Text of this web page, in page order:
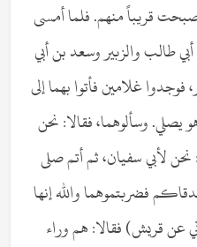
قريباً منهم. فلما أمسى
طالب والزبير وسعد بن أبي
غلامين فأتوا بهما إلى
يصلي. وسألوهما، فقالا: نحن
لأبي سفيان، ثم أتم صلى
فضربتموهما والله إنها
عن قريش) فقالا: هم وراء